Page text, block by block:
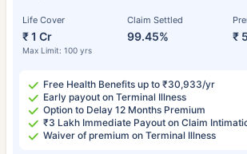
Life Cover
₹ 1 Cr
Max Limit: 100 yrs
Claim Settled
99.45% ₹
Free Health Benefits up to ₹30,933/yr
Early payout on Terminal Illness
Option to Delay 12 Months Premium
₹3 Lakh Immediate Payout on Claim
Waiver of premium on Terminal Illness